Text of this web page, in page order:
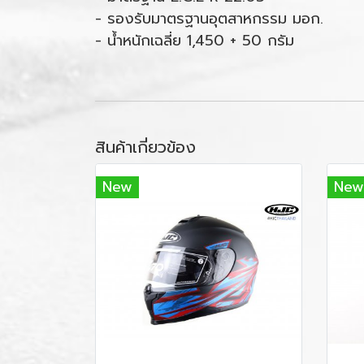
- รองรับมาตรฐานอุตสาหกรรม มอก.
- น้ำหนักเฉลี่ย 1,450 + 50 กรัม
สินค้าเกี่ยวข้อง
New New